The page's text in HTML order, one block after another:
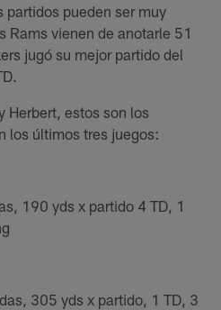
partidos pueden ser muy
Rams vienen de anotarle 51
jugó su mejor partido del
Herbert, estos son los
los últimos tres juegos:
190 yds x partido 4 TD, 1
305 yds x partido, 1 TD, 3